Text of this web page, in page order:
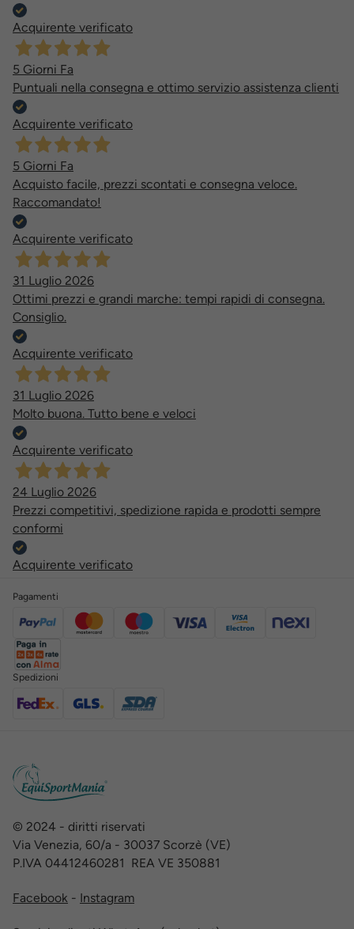
Acquirente verificato
5 Giorni Fa
Puntuali nella consegna e ottimo servizio assistenza clienti
Acquirente verificato
5 Giorni Fa
Acquisto facile, prezzi scontati e consegna veloce.
Raccomandato!
Acquirente verificato
31 Luglio 2026
Ottimi prezzi e grandi marche: tempi rapidi di consegna.
Consiglio.
Acquirente verificato
31 Luglio 2026
Molto buona. Tutto bene e veloci
Acquirente verificato
24 Luglio 2026
Prezzi competitivi, spedizione rapida e prodotti sempre
conformi
Acquirente verificato
Pagamenti
Spedizioni
© 2024 - diritti riservati
Via Venezia, 60/a - 30037 Scorzè (VE)
P.IVA 04412460281 REA VE 350881
Facebook - Instagram